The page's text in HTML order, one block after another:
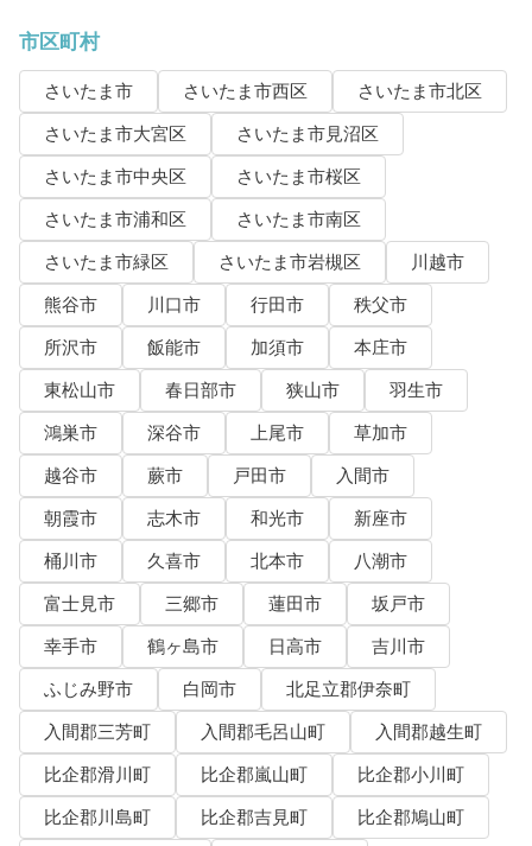
市区町村
さいたま市 さいたま市西区
さいたま市北区
さいたま市大宮区
さいたま市見沼区
さいたま市中央区
さいたま市桜区
さいたま市浦和区
さいたま市南区
さいたま市緑区
さいたま市岩槻区
川越市
熊谷市
川口市 行田市
秩父市
所沢市
飯能市 加須市
本庄市
東松山市
春日部市 狭山市
羽生市
鴻巣市
深谷市 上尾市
草加市
越谷市
蕨市 戸田市
入間市
朝霞市
志木市 和光市
新座市
桶川市
久喜市 北本市
八潮市
富士見市
三郷市 蓮田市
坂戸市
幸手市
鶴ヶ島市 日高市
吉川市
ふじみ野市
白岡市
北足立郡伊奈町
入間郡三芳町
入間郡毛呂山町
入間郡越生町
比企郡滑川町
比企郡嵐山町
比企郡小川町
比企郡川島町
比企郡吉見町
比企郡鳩山町